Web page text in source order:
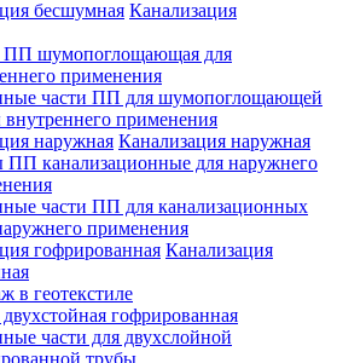
Канализация
ПП шумопоглощающая для
применения
части ПП для шумопоглощающей
внутреннего применения
Канализация наружная
ПП канализационные для наружнего
части ПП для канализационных
применения
Канализация
в геотекстиле
гофрированная
части для двухслойной
трубы